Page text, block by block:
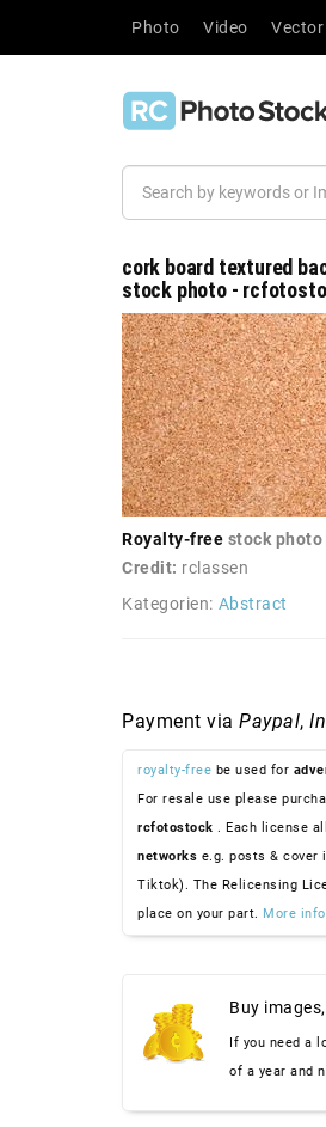
Photo Video Vector
cork board textured
stock photo -
Royalty-free stock photo
Credit: rclassen
Kategorien: Abstract
Payment via Paypal,
royalty-free be used for
For resale use please
rcfotostock . Each license
networks e.g. posts & cover
Tiktok). The Relicensing
place on your part. More
Buy
If you need a
of a year and